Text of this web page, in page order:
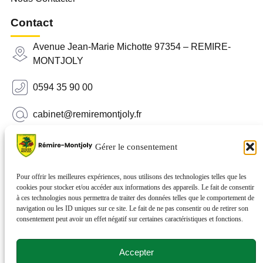
Gérer le consentement
Pour offrir les meilleures expériences, nous utilisons des technologies telles que les
cookies pour stocker et/ou accéder aux informations des appareils. Le fait de consentir
à ces technologies nous permettra de traiter des données telles que le comportement de
navigation ou les ID uniques sur ce site. Le fait de ne pas consentir ou de retirer son
consentement peut avoir un effet négatif sur certaines caractéristiques et fonctions.
Accepter
Contact
Avenue Jean-Marie Michotte 97354 – REMIRE-
MONTJOLY
0594 35 90 00
cabinet@remiremontjoly.fr
Newsletter
nouvelles de votre commune.